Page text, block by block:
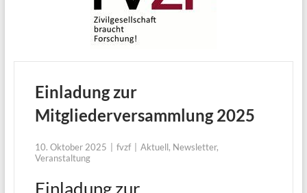
Einladung zur
Mitgliederversammlung 2025
10. Oktober 2025 fvzf Aktuell, Newsletter,
Veranstaltung
Einladung zur